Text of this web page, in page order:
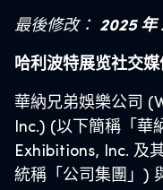
最後修改： 2025 年
哈利波特展览社交
華納兄弟娛樂公司
Inc.) (以下簡稱「
Exhibitions, Inc. 及
統稱「公司集團」)